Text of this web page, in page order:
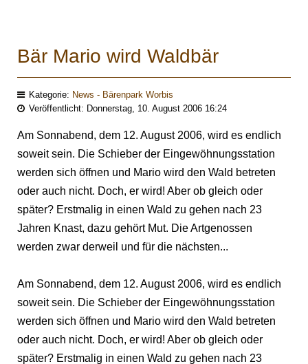
Bär Mario wird Waldbär
Kategorie: News - Bärenpark Worbis
Veröffentlicht: Donnerstag, 10. August 2006 16:24
Am Sonnabend, dem 12. August 2006, wird es endlich
soweit sein. Die Schieber der Eingewöhnungsstation
werden sich öffnen und Mario wird den Wald betreten
oder auch nicht. Doch, er wird! Aber ob gleich oder
später? Erstmalig in einen Wald zu gehen nach 23
Jahren Knast, dazu gehört Mut. Die Artgenossen
werden zwar derweil und für die nächsten...
Am Sonnabend, dem 12. August 2006, wird es endlich
soweit sein. Die Schieber der Eingewöhnungsstation
werden sich öffnen und Mario wird den Wald betreten
oder auch nicht. Doch, er wird! Aber ob gleich oder
später? Erstmalig in einen Wald zu gehen nach 23